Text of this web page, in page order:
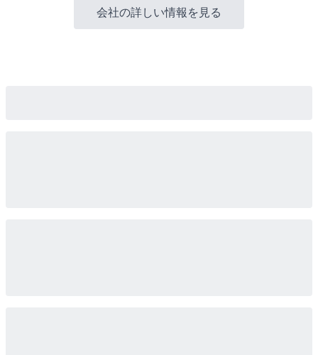
会社の詳しい情報を見る